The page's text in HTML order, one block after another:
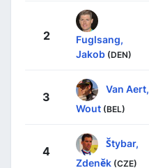
2
Fuglsang,
Jakob (DEN)
3
Van Aert,
Wout (BEL)
4
Štybar,
Zdeněk (CZE)